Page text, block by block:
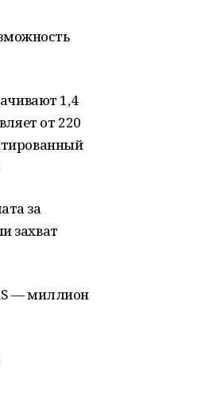
1,4
от 220
за
захват
— миллион